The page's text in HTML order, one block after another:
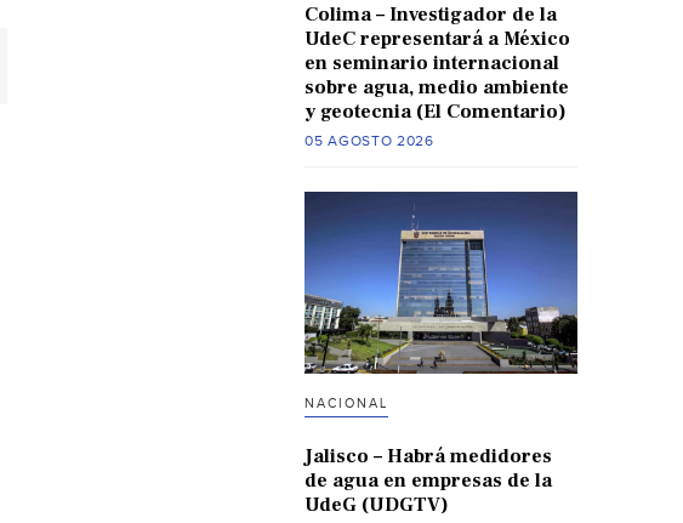
Colima – Investigador de la
UdeC representará a México
en seminario internacional
sobre agua, medio ambiente
y geotecnia (El Comentario)
05 AGOSTO 2026
NACIONAL
Jalisco – Habrá medidores
de agua en empresas de la
UdeG (UDGTV)